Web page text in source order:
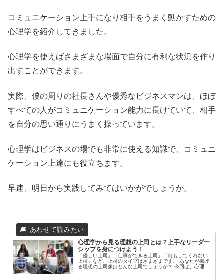
コミュニケーション上手になり相手をうまく動かすための
心理学を紹介してきました。
心理学を使えばさまざまな場面で自分に有利な状況を作り
出すことができます。
実際、僕の周りの社長さんや優秀なビジネスマンは、ほぼ
すべての人がコミュニケーション能力に長けていて、相手
を自分の思い通りにうまく操っています。
心理学はビジネスの場でも非常に使える知識で、コミュニ
ケーション上達にも役立ちます。
早速、明日から実践してみてはいかがでしょうか。
心理学から見る理想の上司とは？上手なリーダー
シップを身につけよう！
「優しい上司」「仕事ができる上司」「何もしてくれない
上司」など、上司のタイプはさまざまです。 あなたが掲げ
る理想の上司像はどんな上司でしょうか？ 今回は、心理学